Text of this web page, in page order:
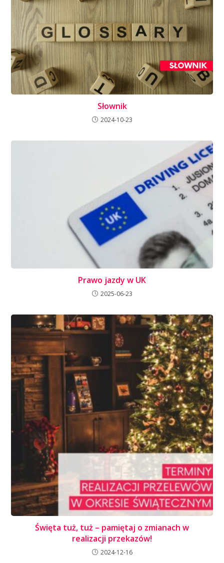
Słownik
2024-10-23
Prawo jazdy w UK
2025-06-23
Święta tuż, tuż – pamiętaj o zmianach w
realizacji przekazów!
2024-12-16